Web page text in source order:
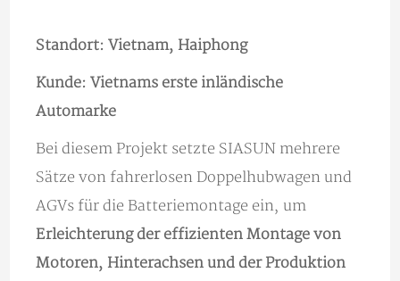
Standort: Vietnam, Haiphong
Kunde: Vietnams erste inländische
Automarke
Bei diesem Projekt setzte SIASUN mehrere
Sätze von fahrerlosen Doppelhubwagen und
AGVs für die Batteriemontage ein, um
Erleichterung der effizienten Montage von
Motoren, Hinterachsen und der Produktion